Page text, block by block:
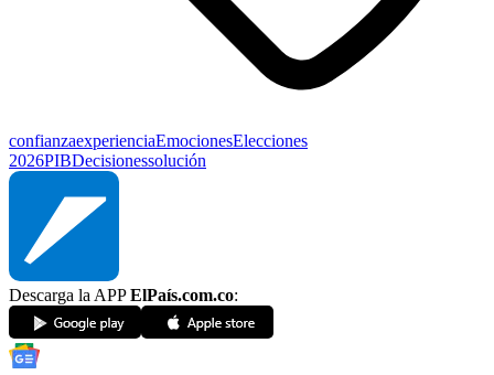
confianzaexperienciaEmocionesElecciones
2026PIBDecisionessolución
Descarga la APPElPaís.com.co: